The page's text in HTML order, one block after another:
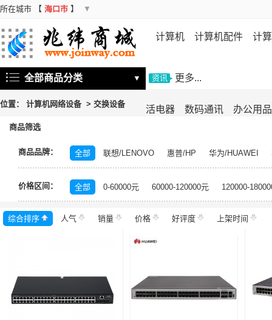
所在城市 【 海口市 】 ▼
计算机 计算机配件 计
机 存储设备
活电器 数码通讯 办公用品
全部商品分类 ▼ 资讯 更多...
位置： 计算机网络设备> 交换设备
商品筛选
商品品牌： 全部 联想/LENOVO 惠普/HP 华为/HUAWEI
飞鱼星/VOLANS
水星/MERCURY 锐捷/Ruijie
希捷/Seagate
启明星辰/Venustech
金山/
深信服/SANGFOR
信锐/SUNDRAY
睿因/
齐杉/QISHAN
迈拓维矩/mt-viki 启明星辰
磊科/
价格区间： 全部 0-60000元 60000-120000元 120000-
综合排序 人气 销量 价格 好评度 上架时间